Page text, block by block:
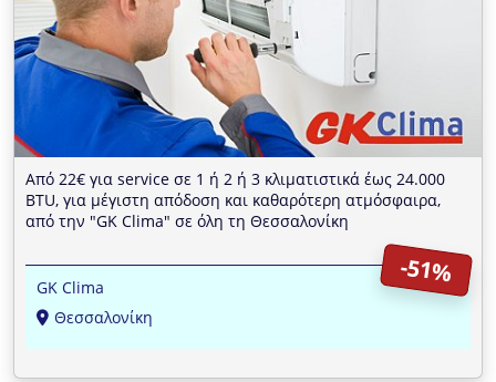
Από 22€ για service σε 1 ή 2 ή 3 κλιματιστικά έως 24.000
BTU, για μέγιστη απόδοση και καθαρότερη ατμόσφαιρα,
από την "GK Clima" σε όλη τη Θεσσαλονίκη
-51%
GK Clima
Θεσσαλονίκη